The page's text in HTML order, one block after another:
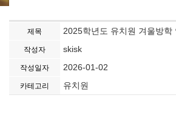
제목 2025학년도 유치원 겨울방학
작성자 skisk
작성일자 2026-01-02
카테고리 유치원